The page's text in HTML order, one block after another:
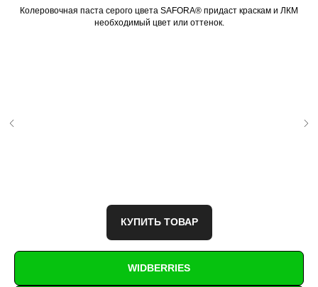
Колеровочная паста серого цвета SAFORA® придаст краскам и ЛКМ
необходимый цвет или оттенок.
КУПИТЬ ТОВАР
WIDBERRIES